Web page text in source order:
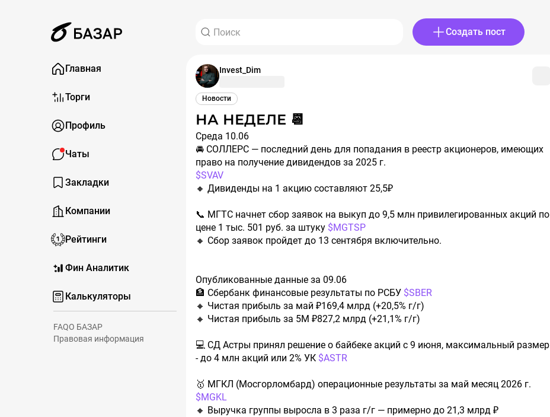
Создать пост
Главная
Торги
Профиль
Чаты
Закладки
Компании
Рейтинги
Фин Аналитик
Калькуляторы
FAQО БАЗАР
Правовая информация
Invest_Dim
Новости
НА НЕДЕЛЕ 📆
Среда 10.06
🚘 СОЛЛЕРС — последний день для попадания в реестр акционеров, имеющих
право на получение дивидендов за 2025 г.
$SVAV
🔸️ Дивиденды на 1 акцию составляют 25,5₽
📞 МГТС начнет сбор заявок на выкуп до 9,5 млн привилегированных акций по
цене 1 тыс. 501 руб. за штуку $MGTSP
🔸️ Сбор заявок пройдет до 13 сентября включительно.
Опубликованные данные за 09.06
🏦 Сбербанк финансовые результаты по РСБУ $SBER
🔸️ Чистая прибыль за май ₽169,4 млрд (+20,5% г/г)
🔸️ Чистая прибыль за 5М ₽827,2 млрд (+21,1% г/г)
💻 СД Астры принял решение о байбеке акций с 9 июня, максимальный размер
- до 4 млн акций или 2% УК $ASTR
🥇 МГКЛ (Мосгорломбард) операционные результаты за май месяц 2026 г.
$MGKL
🔸️ Выручка группы выросла в 3 раза г/г — примерно до 21,3 млрд ₽